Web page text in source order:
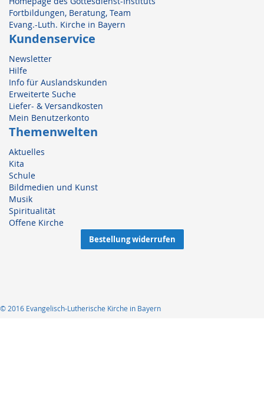
Fortbildungen, Beratung, Team
Evang.-Luth. Kirche in Bayern
Kundenservice
Newsletter
Hilfe
Info für Auslandskunden
Erweiterte Suche
Liefer- & Versandkosten
Mein Benutzerkonto
Themenwelten
Aktuelles
Kita
Schule
Bildmedien und Kunst
Musik
Spiritualität
Offene Kirche
Bestellung widerrufen
© 2016 Evangelisch-Lutherische Kirche in Bayern